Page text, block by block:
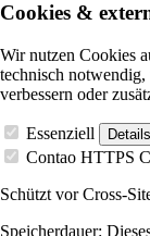
Cookies &
Wir nutzen Cookies
technisch notwendig,
verbessern oder
Essenziell
Contao HTTPS
Schützt vor Cross-
Speicherdauer: